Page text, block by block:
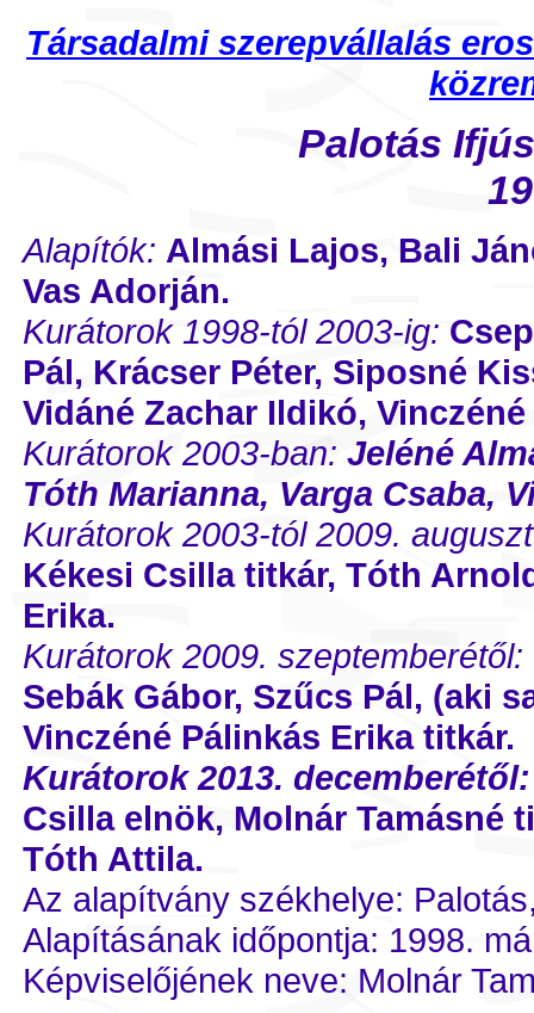
Társadalmi szerepvállalás
Palotás
Alapítók: Almási Lajos, Bali
Vas Adorján.
Kurátorok 1998-tól 2003-ig:
Pál, Krácser Péter, Siposné
Vidáné Zachar Ildikó,
Kurátorok 2003-ban: Jeléné
Tóth Marianna, Varga Csaba,
Kurátorok 2003-tól 2009.
Kékesi Csilla titkár, Tóth
Erika.
Kurátorok 2009. szeptemberétől:
Sebák Gábor, Szűcs Pál, (aki
Vinczéné Pálinkás Erika titkár.
Kurátorok 2013.
Csilla elnök, Molnár Tamásné
Tóth Attila.
Az alapítvány székhelye:
Alapításának időpontja: 1998.
Képviselőjének neve: Molnár